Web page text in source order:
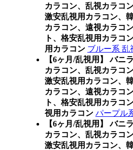
カラコン、乱視カラコ
激安乱視用カラコン、
カラコン、遠視カラコ
ト、格安乱視用カラコ
用カラコン ブルー系 乱
【6ヶ月/乱視用】 バニ
カラコン、乱視カラコ
激安乱視用カラコン、
カラコン、遠視カラコ
ト、格安乱視用カラコ
視用カラコン パープル
【6ヶ月/乱視用】 バニ
カラコン、乱視カラコ
激安乱視用カラコン、